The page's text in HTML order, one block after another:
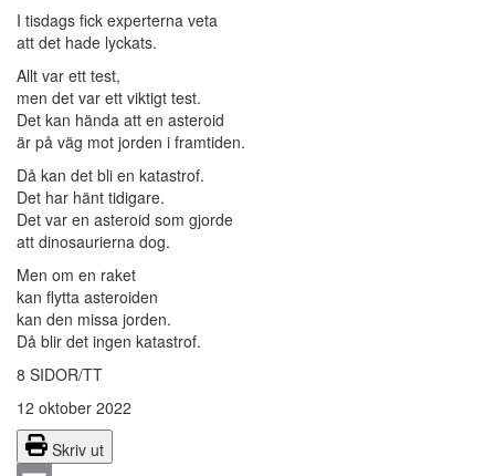
I tisdags fick experterna veta
att det hade lyckats.
Allt var ett test,
men det var ett viktigt test.
Det kan hända att en asteroid
är på väg mot jorden i framtiden.
Då kan det bli en katastrof.
Det har hänt tidigare.
Det var en asteroid som gjorde
att dinosaurierna dog.
Men om en raket
kan flytta asteroiden
kan den missa jorden.
Då blir det ingen katastrof.
8 SIDOR/TT
12 oktober 2022
Skriv ut